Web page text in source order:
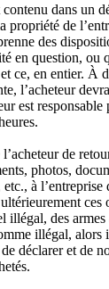
dans un
propriété de
des
en question, ou
ce, en entier. À
l’acheteur
est responsable
de
photos,
à l’entreprise
ces
illégal, des
illégal, alors
déclarer et de